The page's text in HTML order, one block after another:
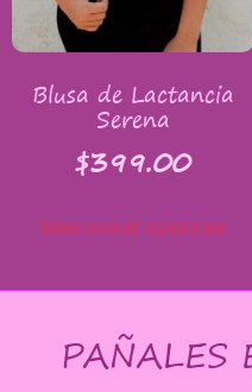
Blusa de Lactancia
Serena
$399.00
Seleccionar opciones
PAÑALES